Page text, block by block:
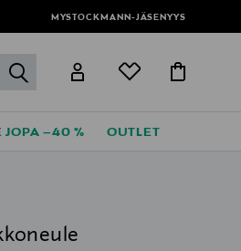
MYSTOCKMANN-JÄSENYYS
label.header.go
JOPA –40 % OUTLET